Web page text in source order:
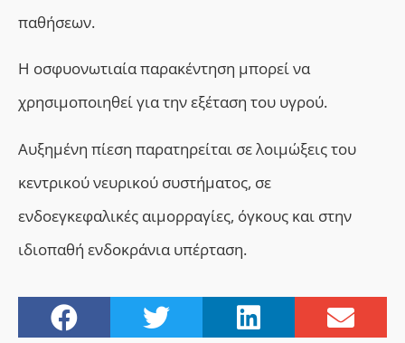
παθήσεων.
Η οσφυονωτιαία παρακέντηση μπορεί να
χρησιμοποιηθεί για την εξέταση του υγρού.
Αυξημένη πίεση παρατηρείται σε λοιμώξεις του
κεντρικού νευρικού συστήματος, σε
ενδοεγκεφαλικές αιμορραγίες, όγκους και στην
ιδιοπαθή ενδοκράνια υπέρταση.